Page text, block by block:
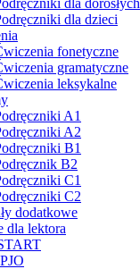
dla dzieci
fonetyczne
gramatyczne
leksykalne
A1
A2
B1
B2
C1
C2
dodatkowe
dla lektora